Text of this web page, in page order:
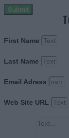
Submit
First Name
Last Name
Email Adress
Web Site URL